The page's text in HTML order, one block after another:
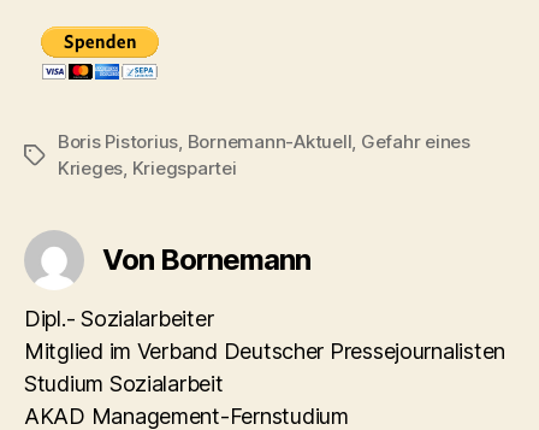
Schlagwörter
Boris Pistorius Bornemann-Aktuell Gefahr eines
Krieges Kriegspartei
Von Bornemann
Dipl.- Sozialarbeiter
Mitglied im Verband Deutscher Pressejournalisten
Studium Sozialarbeit
AKAD Management-Fernstudium